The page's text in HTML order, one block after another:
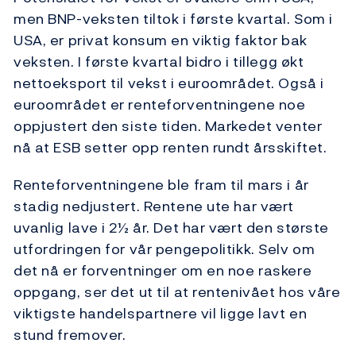
men BNP-veksten tiltok i første kvartal. Som i
USA, er privat konsum en viktig faktor bak
veksten. I første kvartal bidro i tillegg økt
nettoeksport til vekst i euroområdet. Også i
euroområdet er renteforventningene noe
oppjustert den siste tiden. Markedet venter
nå at ESB setter opp renten rundt årsskiftet.
Renteforventningene ble fram til mars i år
stadig nedjustert. Rentene ute har vært
uvanlig lave i 2½ år. Det har vært den største
utfordringen for vår pengepolitikk. Selv om
det nå er forventninger om en noe raskere
oppgang, ser det ut til at rentenivået hos våre
viktigste handelspartnere vil ligge lavt en
stund fremover.